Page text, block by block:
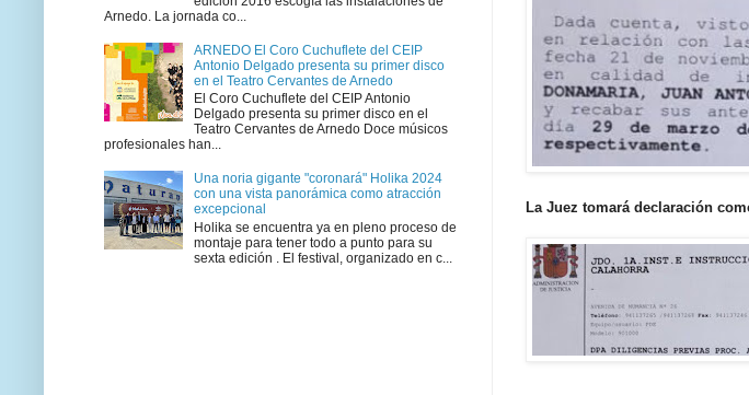
La Juez tomará declaración
Arnedo. La jornada co...
ARNEDO El Coro Cuchuflete del CEIP
Antonio Delgado presenta su primer disco
en el Teatro Cervantes de Arnedo
El Coro Cuchuflete del CEIP Antonio
Delgado presenta su primer disco en el
Teatro Cervantes de Arnedo Doce músicos
profesionales han...
Una noria gigante "coronará" Holika 2024
con una vista panorámica como atracción
excepcional
Holika se encuentra ya en pleno proceso de
montaje para tener todo a punto para su
sexta edición . El festival, organizado en c...